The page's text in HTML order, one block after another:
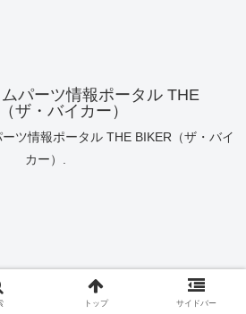
パーツ情報ポータル THE
ザ・バイカー）
ツ情報ポータル THE BIKER（ザ・バイ
カー）.
トップ サイドバー